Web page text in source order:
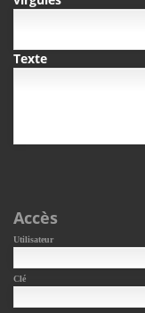
Texte
Accès
Utilisateur
Clé